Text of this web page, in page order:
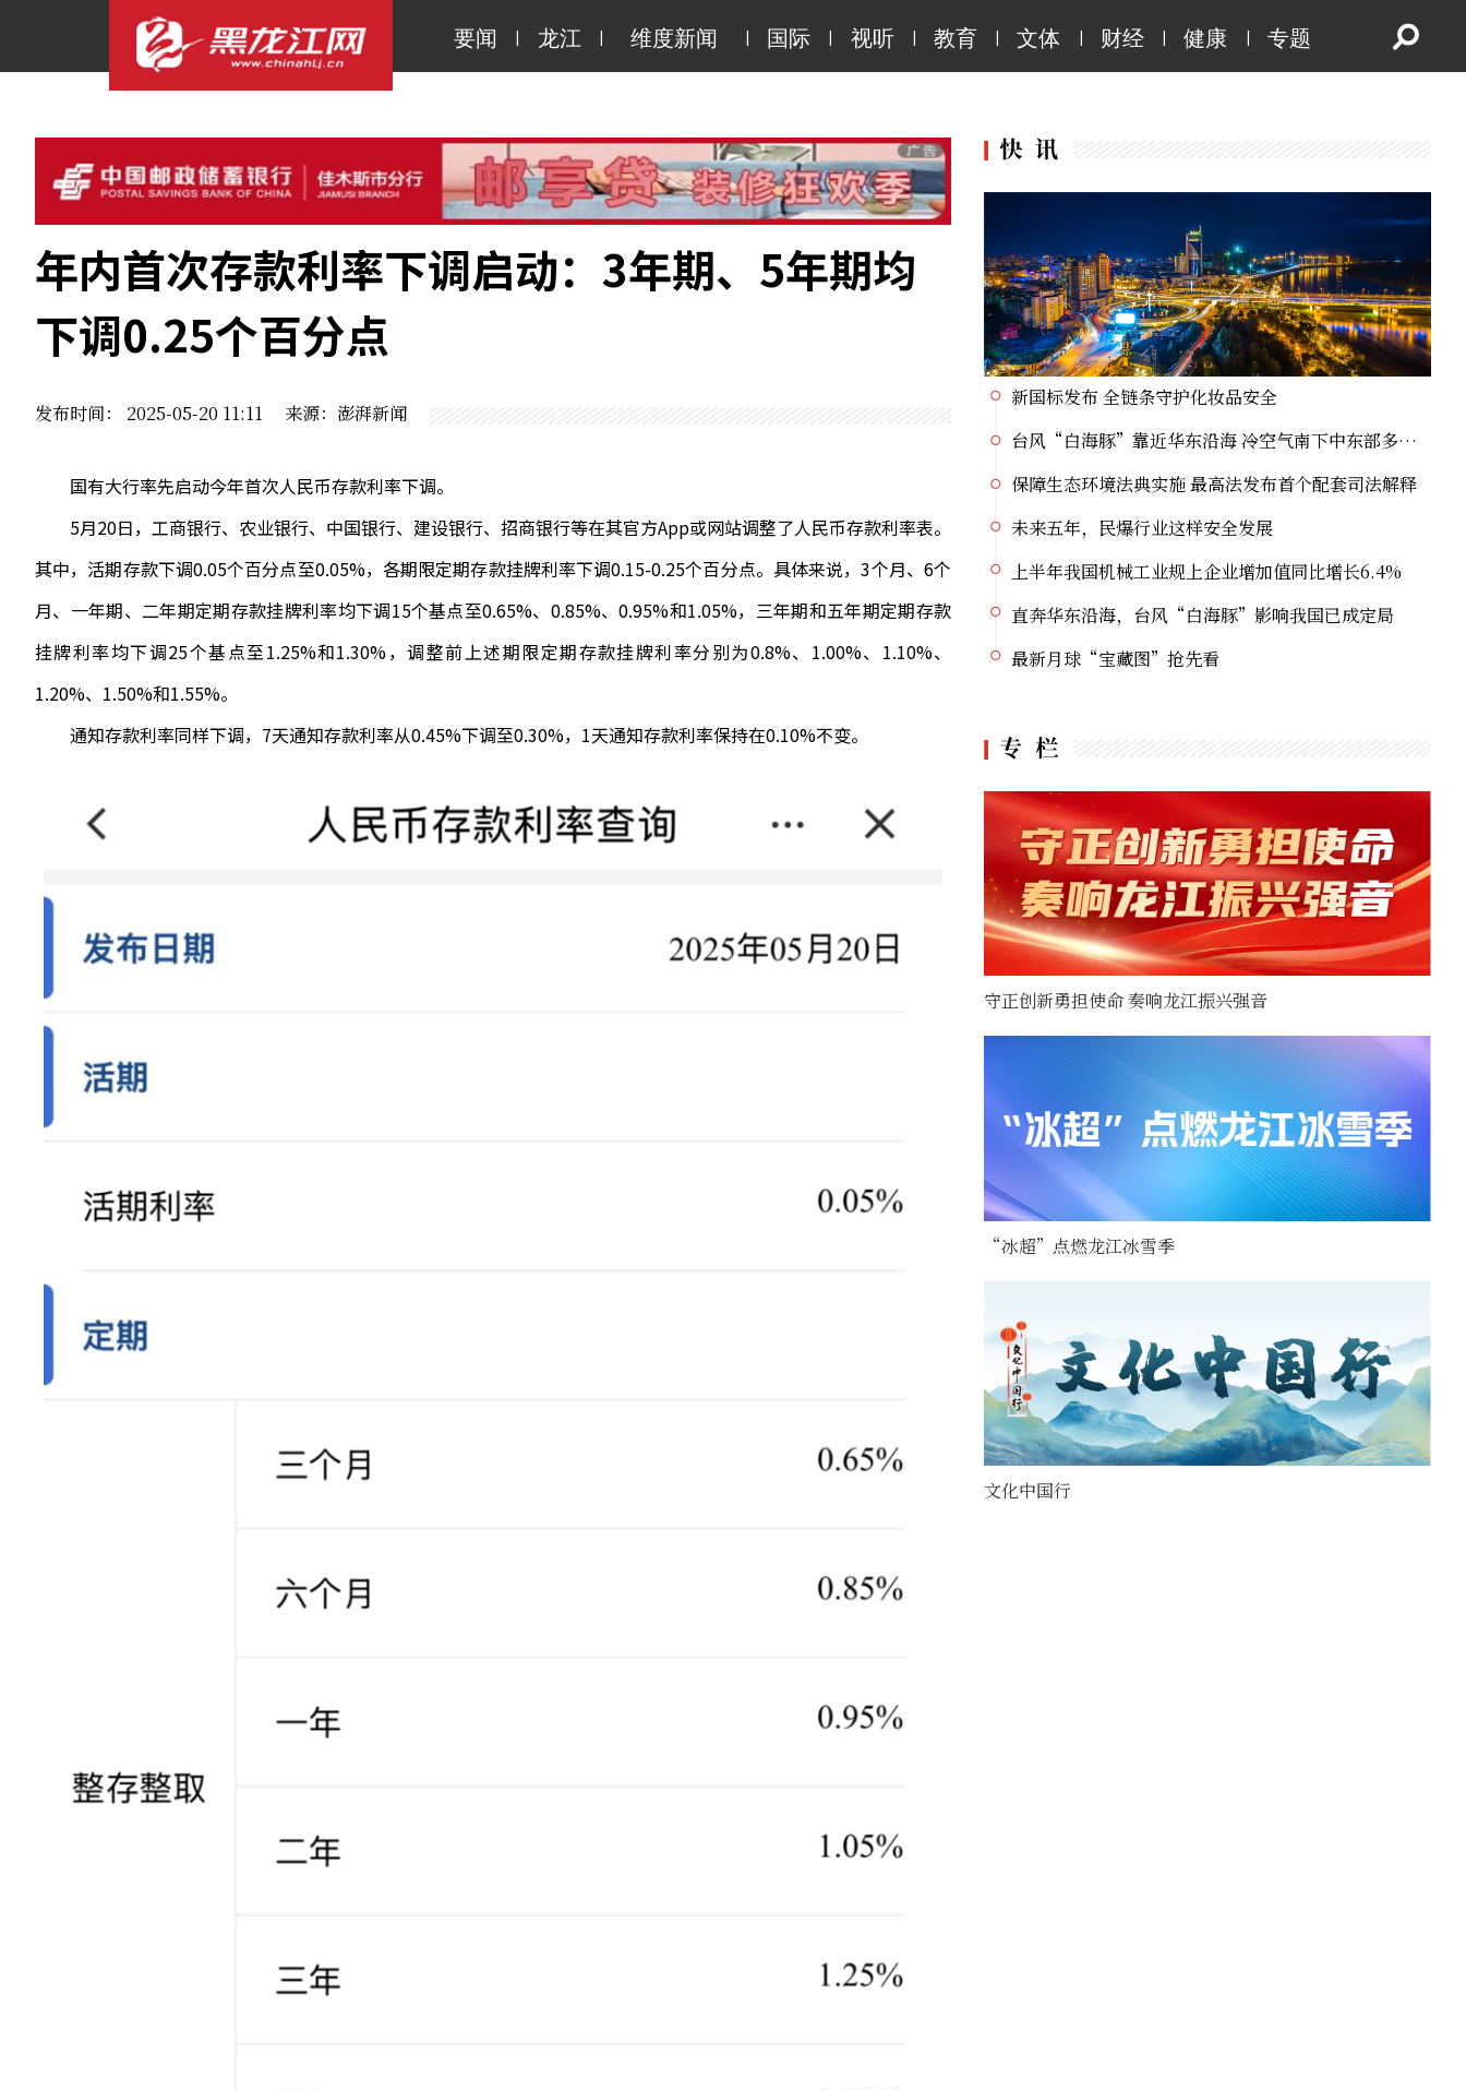
要闻 | 龙江 | 维度新闻 | 国际 | 视听 | 教育 | 文体 | 财经 | 健康 | 专题
年内首次存款利率下调启动：3年期、5年期均
下调0.25个百分点
发布时间： 2025-05-20 11:11 来源：澎湃新闻
国有大行率先启动今年首次人民币存款利率下调。
5月20日，工商银行、农业银行、中国银行、建设银行、招商银行等在其官方App或网站调整了人民币存款利率表。
其中，活期存款下调0.05个百分点至0.05%，各期限定期存款挂牌利率下调0.15-0.25个百分点。具体来说，3个月、6个
月、一年期、二年期定期存款挂牌利率均下调15个基点至0.65%、0.85%、0.95%和1.05%，三年期和五年期定期存款
挂牌利率均下调25个基点至1.25%和1.30%，调整前上述期限定期存款挂牌利率分别为0.8%、1.00%、1.10%、
1.20%、1.50%和1.55%。
通知存款利率同样下调，7天通知存款利率从0.45%下调至0.30%，1天通知存款利率保持在0.10%不变。
保障生态环境法典实施 最高法发布首个配套司法解释
上半年我国机械工业规上企业增加值同比增长6.4%
最新月球“宝藏图”抢先看
2026科技赋能龙江“五大安全”学术交流会议倒计时1天
党史主题系列直播宣讲丨挺起大国油脉脊梁的精神航标
提高警惕！绷紧安全这根弦 暑期护娃莫大意
新国标发布 全链条守护化妆品安全
台风“白海豚”靠近华东沿海 冷空气南下中东部多地暑热缓解
保障生态环境法典实施 最高法发布首个配套司法解释
未来五年，民爆行业这样安全发展
上半年我国机械工业规上企业增加值同比增长6.4%
直奔华东沿海，台风“白海豚”影响我国已成定局
最新月球“宝藏图”抢先看
党史主题系列直播宣讲丨挺起大国油脉脊梁的精神航标
提高警惕！绷紧安全这根弦 暑期护娃莫大意
新国标发布 全链条守护化妆品安全
台风“白海豚”靠近华东沿海 冷空气南下中东部多地暑热缓解
保障生态环境法典实施 最高法发布首个配套司法解释
未来五年，民爆行业这样安全发展
守正创新勇担使命 奏响龙江振兴强音
“冰超”点燃龙江冰雪季
文化中国行